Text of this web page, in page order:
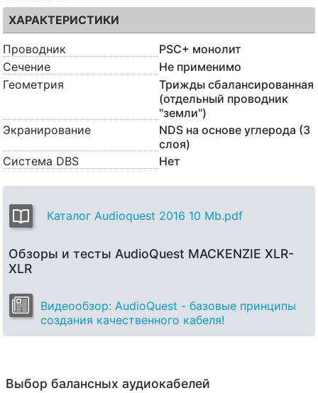
ХАРАКТЕРИСТИКИ
Проводник
PSC+ монолит
Сечение
Не применимо
Геометрия
Трижды сбалансированная
(отдельный проводник
"земли")
Экранирование
NDS на основе углерода (3
слоя)
Система DBS
Нет
Каталог Audioquest 2016 10 Mb.pdf
Обзоры и тесты AudioQuest MACKENZIE XLR-
XLR
Видеообзор: AudioQuest - базовые принципы
создания качественного кабеля!
Выбор балансных аудиокабелей